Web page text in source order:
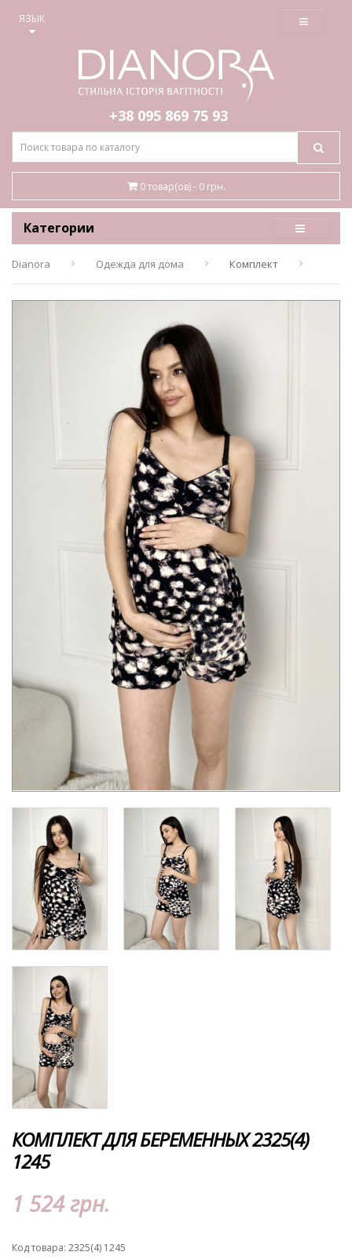
ЯЗЫК ≡
+38 095 869 75 93
0 товар(ов) - 0 грн.
Категории
Dianora Одежда для дома Комплект
КОМПЛЕКТ ДЛЯ БЕРЕМЕННЫХ 2325(4)
1245
1 524 грн.
Код товара: 2325(4) 1245